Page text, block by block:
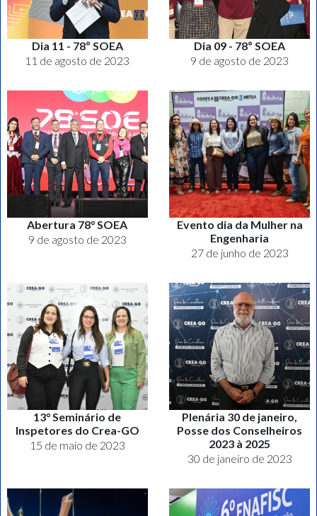
Dia 11 - 78º SOEA
11 de agosto de 2023
Dia 09 - 78º SOEA
9 de agosto de 2023
Abertura 78° SOEA
9 de agosto de 2023
Evento dia da Mulher na
Engenharia
27 de junho de 2023
13° Seminário de
Inspetores do Crea-GO
15 de maio de 2023
Plenária 30 de janeiro,
Posse dos Conselheiros
2023 à 2025
30 de janeiro de 2023